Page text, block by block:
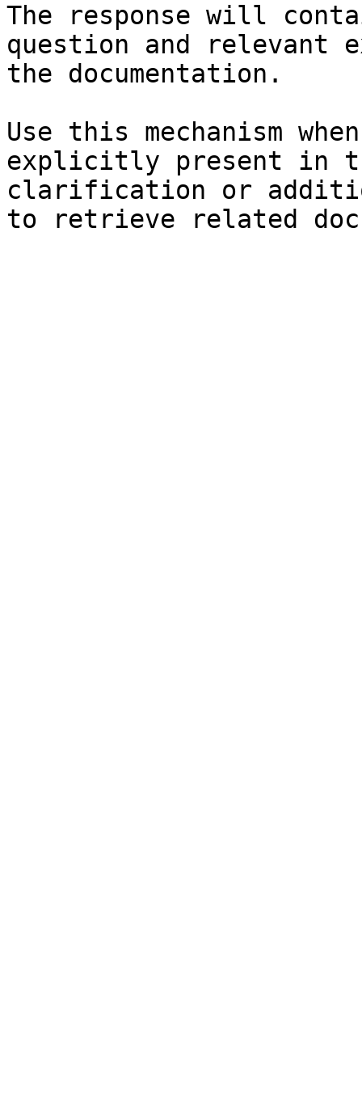
The response will
question and relevant
the documentation.
Use this mechanism
explicitly present in
clarification or